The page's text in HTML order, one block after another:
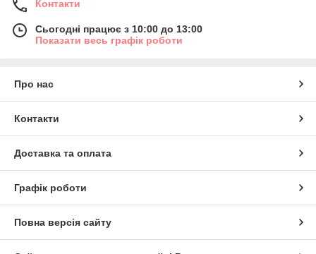
Контакти
Сьогодні працює з 10:00 до 13:00
Показати весь графік роботи
Про нас
Контакти
Доставка та оплата
Графік роботи
Повна версія сайту